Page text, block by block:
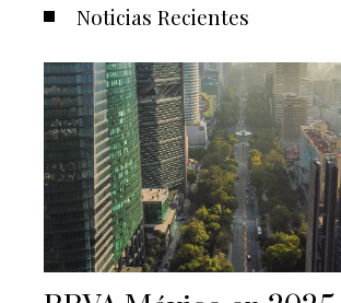
Noticias Recientes